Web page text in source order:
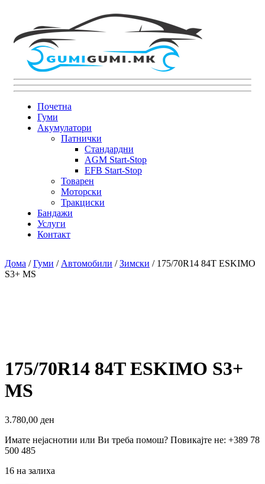
Почетна
Гуми
Акумулатори
Патнички
Стандардни
AGM Start-Stop
EFB Start-Stop
Товарен
Моторски
Тракциски
Бандажи
Услуги
Контакт
Дома /Гуми / Автомобили /Зимски / 175/70R14 84T ESKIMO
S3+ MS
175/70R14 84T ESKIMO S3+
MS
3.780,00 ден
Имате нејаснотии или Ви треба помош? Повикајте не: +389 78
500 485
16 на залиха